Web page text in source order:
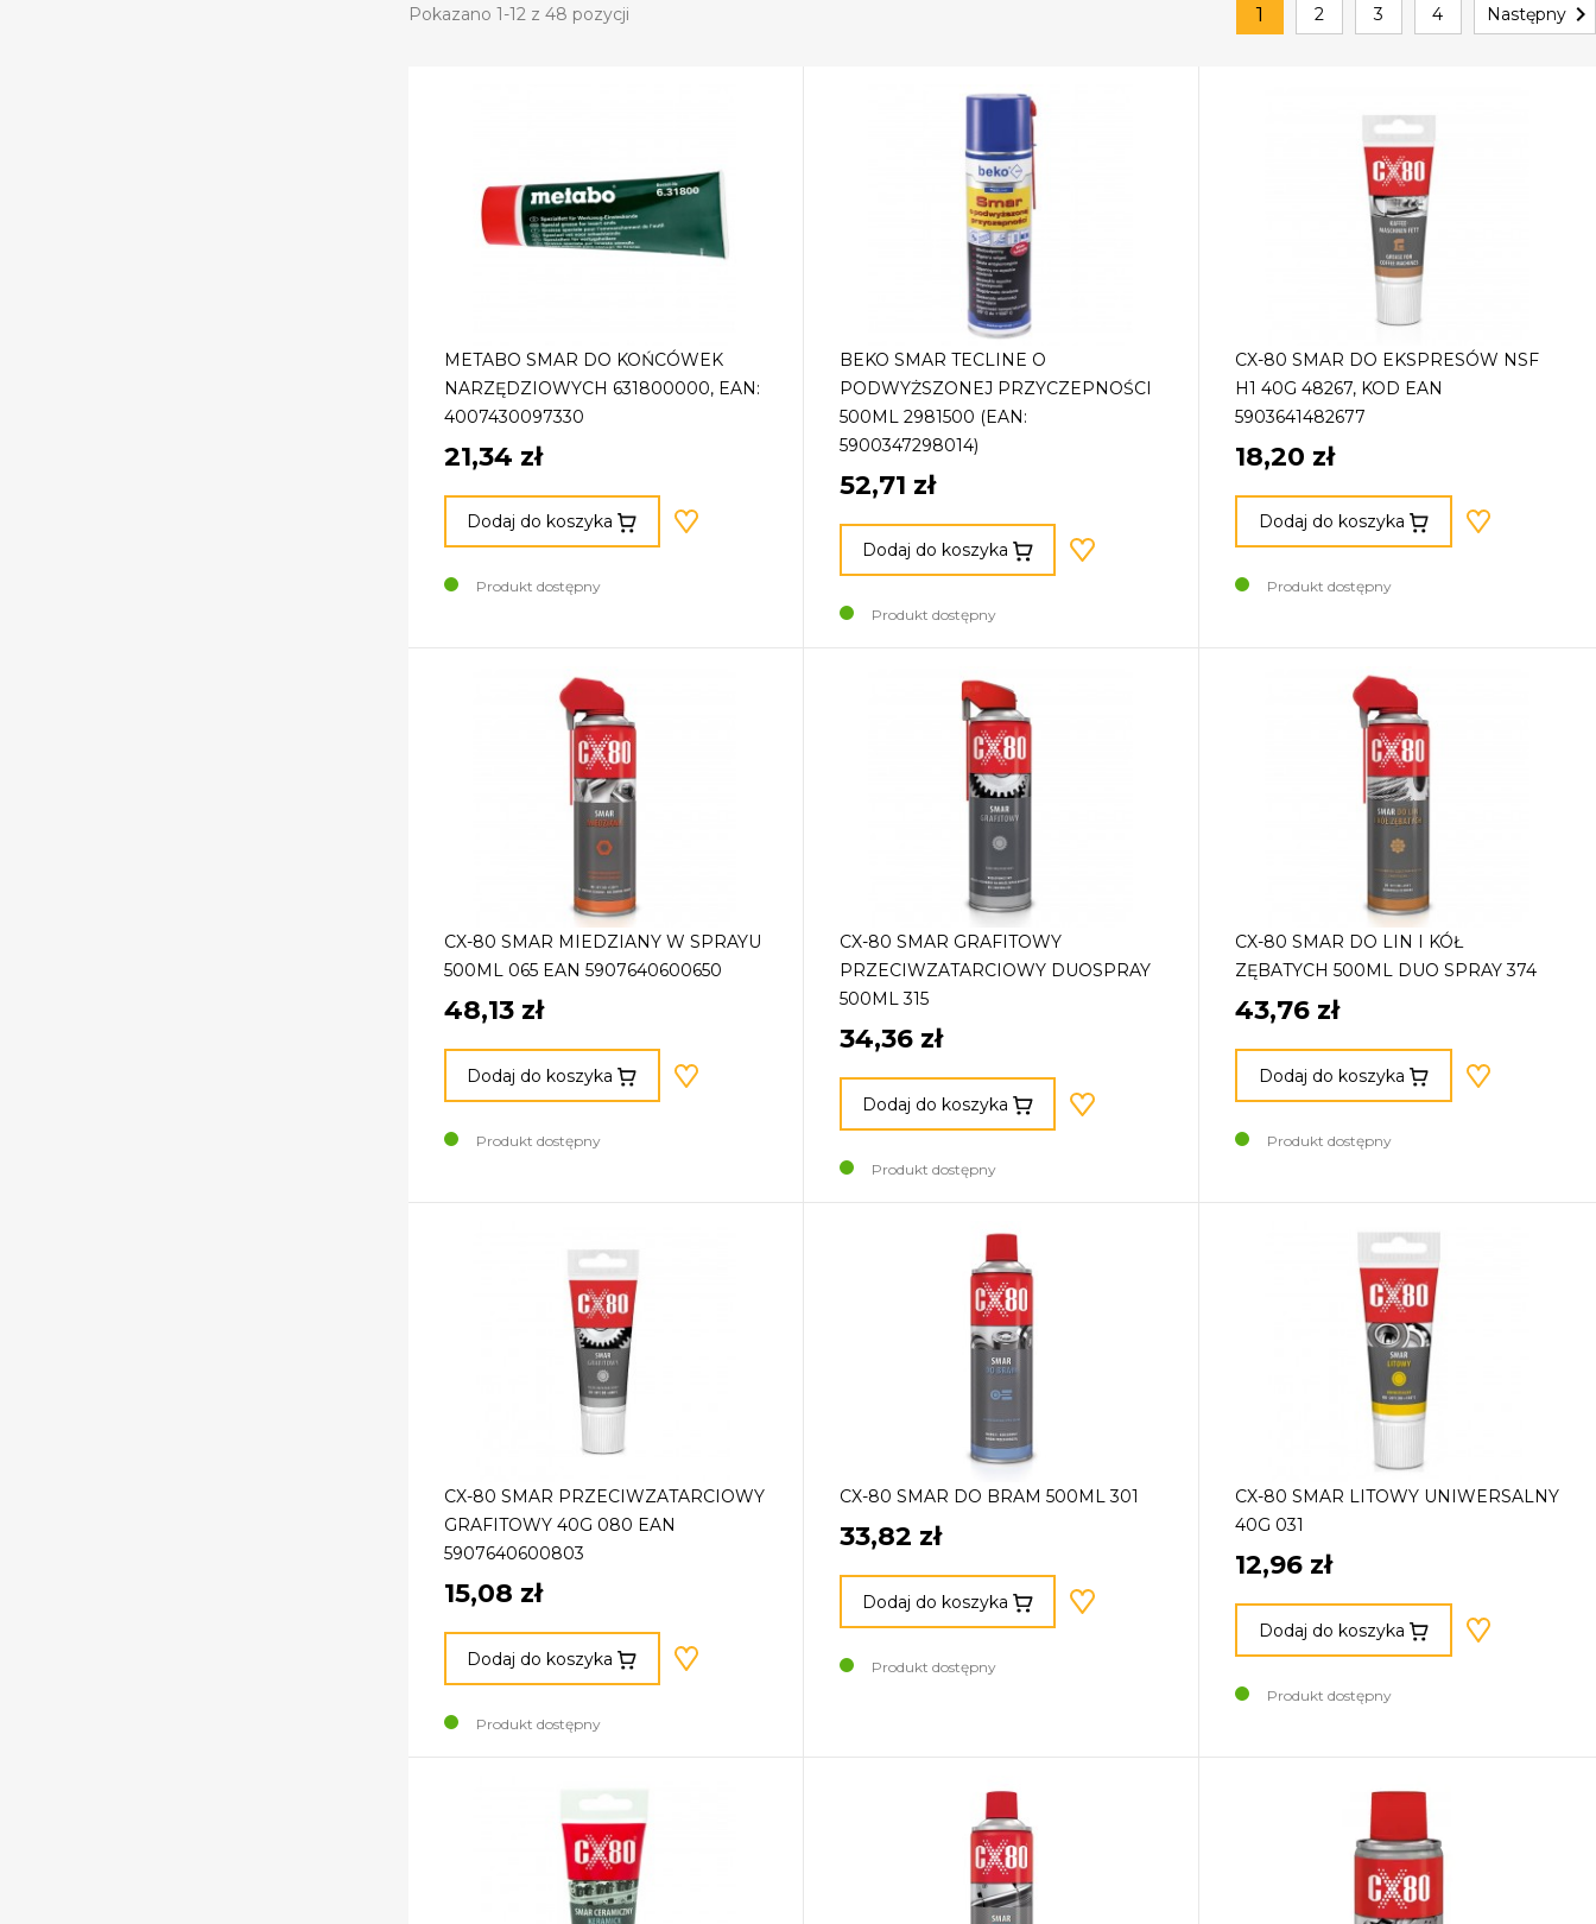
Pokazano 1-12 z 48 pozycji 1 2 3 4 Następny
METABO SMAR DO KOŃCÓWEK
NARZĘDZIOWYCH 631800000, EAN:
4007430097330
21,34 zł
Dodaj do koszyka
Produkt dostępny
BEKO SMAR TECLINE O
PODWYŻSZONEJ PRZYCZEPNOŚCI
500ML 2981500 (EAN:
5900347298014)
52,71 zł
Dodaj do koszyka
Produkt dostępny
CX-80 SMAR DO EKSPRESÓW NSF
H1 40G 48267, KOD EAN
5903641482677
18,20 zł
Dodaj do koszyka
Produkt dostępny
CX-80 SMAR MIEDZIANY W SPRAYU
500ML 065 EAN 5907640600650
48,13 zł
Dodaj do koszyka
Produkt dostępny
CX-80 SMAR GRAFITOWY
PRZECIWZATARCIOWY DUOSPRAY
500ML 315
34,36 zł
Dodaj do koszyka
Produkt dostępny
CX-80 SMAR DO LIN I KÓŁ
ZĘBATYCH 500ML DUO SPRAY 374
43,76 zł
Dodaj do koszyka
Produkt dostępny
CX-80 SMAR PRZECIWZATARCIOWY
GRAFITOWY 40G 080 EAN
5907640600803
15,08 zł
Dodaj do koszyka
Produkt dostępny
CX-80 SMAR DO BRAM 500ML 301
33,82 zł
Dodaj do koszyka
Produkt dostępny
CX-80 SMAR LITOWY UNIWERSALNY
40G 031
12,96 zł
Dodaj do koszyka
Produkt dostępny